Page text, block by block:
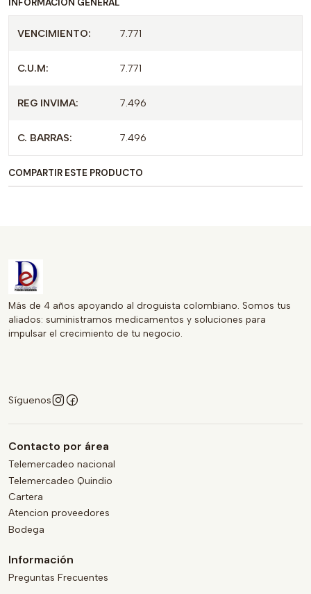
INFORMACIÓN GENERAL
VENCIMIENTO: 7.771
C.U.M: 7.771
REG INVIMA: 7.496
C. BARRAS: 7.496
COMPARTIR ESTE PRODUCTO
Más de 4 años apoyando al droguista colombiano. Somos tus
aliados: suministramos medicamentos y soluciones para
impulsar el crecimiento de tu negocio.
Síguenos
Contacto por área
Telemercadeo nacional
Telemercadeo Quindio
Cartera
Atencion proveedores
Bodega
Información
Preguntas Frecuentes